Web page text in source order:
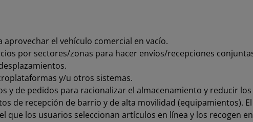
el vehículo comercial en vacío.
por sectores/zonas para hacer envíos/recepciones
y/u otros sistemas.
y de pedidos para racionalizar el almacenamiento y reducir
de recepción de barrio y de alta movilidad (equipamientos).
que los usuarios seleccionan artículos en línea y los recogen